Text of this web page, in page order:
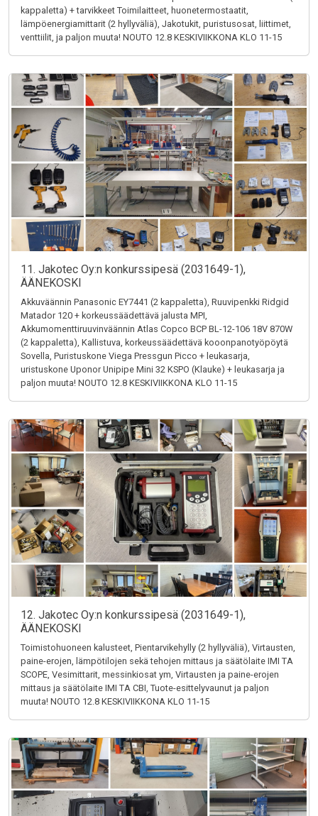
kappaletta) + tarvikkeet Toimilaitteet, huonetermostaatit,
lämpöenergiamittarit (2 hyllyväliä), Jakotukit, puristusosat, liittimet,
venttiilit, ja paljon muuta! NOUTO 12.8 KESKIVIIKKONA KLO 11-15
11. Jakotec Oy:n konkurssipesä (2031649-1),
ÄÄNEKOSKI
Akkuväännin Panasonic EY7441 (2 kappaletta), Ruuvipenkki Ridgid
Matador 120 + korkeussäädettävä jalusta MPI,
Akkumomenttiruuvinväännin Atlas Copco BCP BL-12-106 18V 870W
(2 kappaletta), Kallistuva, korkeussäädettävä kooonpanotyöpöytä
Sovella, Puristuskone Viega Pressgun Picco + leukasarja,
uristuskone Uponor Unipipe Mini 32 KSPO (Klauke) + leukasarja ja
paljon muuta! NOUTO 12.8 KESKIVIIKKONA KLO 11-15
12. Jakotec Oy:n konkurssipesä (2031649-1),
ÄÄNEKOSKI
Toimistohuoneen kalusteet, Pientarvikehylly (2 hyllyväliä), Virtausten,
paine-erojen, lämpötilojen sekä tehojen mittaus ja säätölaite IMI TA
SCOPE, Vesimittarit, messinkiosat ym, Virtausten ja paine-erojen
mittaus ja säätölaite IMI TA CBI, Tuote-esittelyvaunut ja paljon
muuta! NOUTO 12.8 KESKIVIIKKONA KLO 11-15